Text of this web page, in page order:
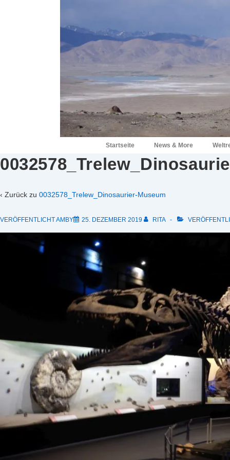
Hauptnavigation
Startseite News & More
‹ Zurück zu 0032578_Trelew_Dinosaurier-Museum
VERÖFFENTLICHT AMBY 25. DEZEMBER 2019 RITA